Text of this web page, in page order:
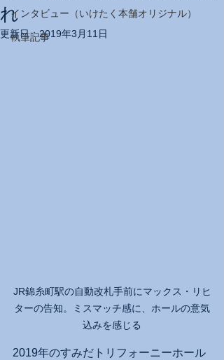
インタビュー（いけたく本舗オリジナル）
執筆記事
れ
更新日：2019年3月11日
JR錦糸町駅の自動改札手前にマックス・リヒ
ターの告知。ミスマッチ感に、ホールの意気
込みを感じる
2019年のすみだトリフォーニーホール